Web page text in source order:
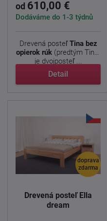
od 610,00 €
Dodáváme do 1-3 týdnů
Drevená posteľTina bez
opierok rúk(predtým Tina)
je dvojposteľ ...
Detail
doprava
zdarma
Drevená posteľ Ella
dream